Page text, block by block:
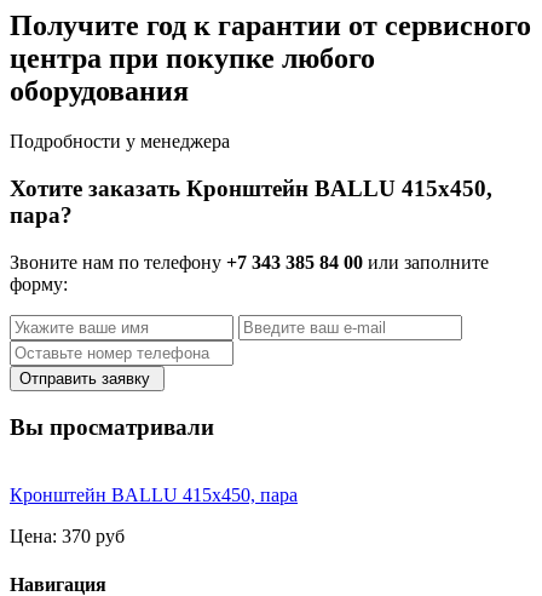
Получите год к гарантии от сервисного
центра при покупке любого
оборудования
Подробности у менеджера
Хотите заказать Кронштейн BALLU 415х450,
пара?
Звоните нам по телефону +7 343 385 84 00 или заполните
форму:
Отправить заявку
Вы просматривали
Кронштейн BALLU 415х450, пара
Цена: 370 руб
Навигация